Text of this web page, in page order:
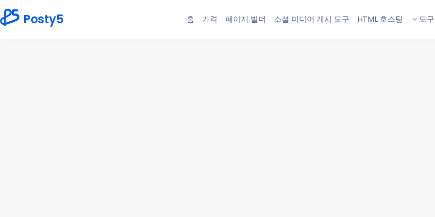
Posty5 홈 가격 페이지 빌더 소셜 미디어 게시 도구 HTML 호스팅 도구